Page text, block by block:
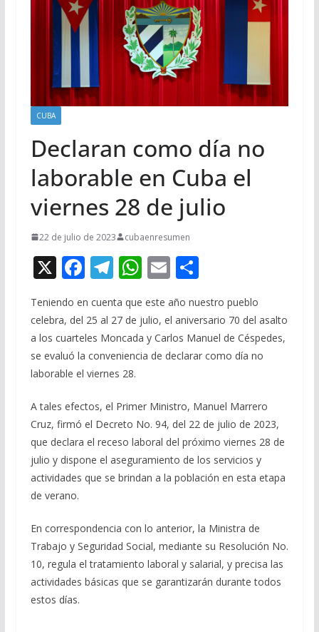
CUBA
Declaran como día no
laborable en Cuba el
viernes 28 de julio
22 de julio de 2023 cubaenresumen
X F
e
b
o
o
k
T
e
gr
a
m
W
at
s
A
p
E
ai
l
C
m
p
ar
r
Teniendo en cuenta que este año nuestro pueblo
celebra, del 25 al 27 de julio, el aniversario 70 del asalto
a los cuarteles Moncada y Carlos Manuel de Céspedes,
se evaluó la conveniencia de declarar como día no
laborable el viernes 28.
A tales efectos, el Primer Ministro, Manuel Marrero
Cruz, firmó el Decreto No. 94, del 22 de julio de 2023,
que declara el receso laboral del próximo viernes 28 de
julio y dispone el aseguramiento de los servicios y
actividades que se brindan a la población en esta etapa
de verano.
En correspondencia con lo anterior, la Ministra de
Trabajo y Seguridad Social, mediante su Resolución No.
10, regula el tratamiento laboral y salarial, y precisa las
actividades básicas que se garantizarán durante todos
estos días.